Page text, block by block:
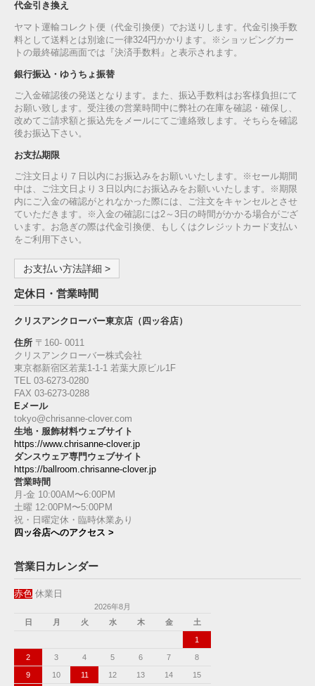
代金引き換え
ヤマト運輸コレクト便（代金引換便）でお送りします。代金引換手数
料として送料とは別途に一律324円かかります。※ショッピングカー
トの最終確認画面では『決済手数料』と表示されます。
銀行振込・ゆうちょ振替
ご入金確認後の発送となります。また、振込手数料はお客様負担にて
お願い致します。受注後の営業時間中に弊社の在庫を確認・確保し、
改めてご請求額と振込先をメールにてご連絡致します。そちらを確認
後お振込下さい。
お支払期限
ご注文日より７日以内にお振込みをお願いいたします。※セール期間
中は、ご注文日より３日以内にお振込みをお願いいたします。※期限
内にご入金の確認がとれなかった際には、ご注文をキャンセルとさせ
ていただきます。※入金の確認には2～3日の時間がかかる場合がござ
います。お急ぎの際は代金引換便、もしくはクレジットカード支払い
をご利用下さい。
お支払い方法詳細 >
定休日・営業時間
クリスアンクローバー東京店（四ッ谷店）
住所 〒160‐ 0011
クリスアンクローバー株式会社
東京都新宿区若葉1‐1-1 若葉大原ビル1F
TEL 03-6273-0280
FAX 03-6273-0288
Eメール
tokyo@chrisanne-clover.com
生地・服飾材料ウェブサイト
https://www.chrisanne-clover.jp
ダンスウェア専門ウェブサイト
https://ballroom.chrisanne-clover.jp
営業時間
月-金 10:00AM〜6:00PM
土曜 12:00PM〜5:00PM
祝・日曜定休・臨時休業あり
四ッ谷店へのアクセス >
営業日カレンダー
赤色 休業日
2026年8月
日
月 火 水 木 金 土
1
2 3 4 5 6 7 8
9 10 11 12 13 14 15